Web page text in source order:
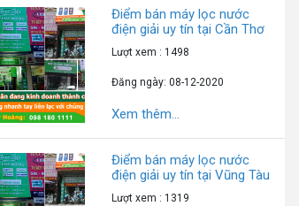
Điểm bán máy lọc nước
điện giải uy tín tại Cần Thơ
Lượt xem : 1498
Đăng ngày: 08-12-2020
Xem thêm...
Điểm bán máy lọc nước
điện giải uy tín tại Vũng Tàu
Lượt xem : 1319